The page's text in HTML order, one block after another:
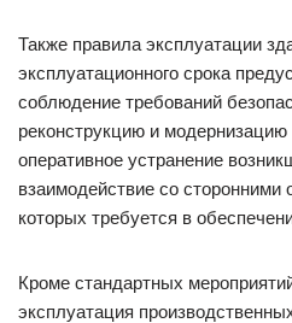
Также правила эксплуатации
эксплуатационного срока
соблюдение требований
реконструкцию и
оперативное устранение
взаимодействие со сторонними
которых требуется в
Кроме стандартных
эксплуатация